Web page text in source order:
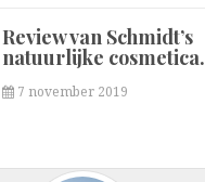
Review van Schmidt’s
natuurlijke cosmetica.
7 november 2019